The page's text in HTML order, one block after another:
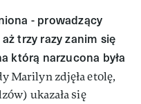
- prowadzący
trzy razy zanim się
którą narzucona była
Marilyn zdjęła etolę,
ukazała się